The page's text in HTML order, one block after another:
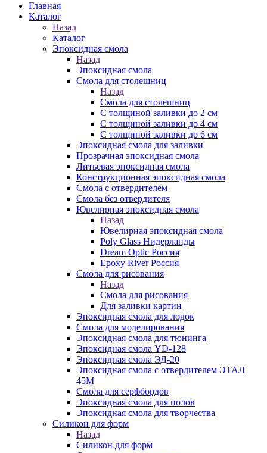
Главная
Каталог
Назад
Каталог
Эпоксидная смола
Назад
Эпоксидная смола
Смола для столешниц
Назад
Смола для столешниц
С толщиной заливки до 2 см
С толщиной заливки до 4 см
С толщиной заливки до 6 см
Эпоксидная смола для заливки
Прозрачная эпоксидная смола
Литьевая эпоксидная смола
Конструкционная эпоксидная смола
Смола с отвердителем
Смола без отвердителя
Ювелирная эпоксидная смола
Назад
Ювелирная эпоксидная смола
Poly Glass Нидерланды
Dream Optic Россия
Epoxy River Россия
Смола для рисования
Назад
Смола для рисования
Для заливки картин
Эпоксидная смола для лодок
Смола для моделирования
Эпоксидная смола для тюнинга
Эпоксидная смола YD-128
Эпоксидная смола ЭД-20
Эпоксидная смола с отвердителем ЭТАЛ
45М
Смола для серфбордов
Эпоксидная смола для полов
Эпоксидная смола для творчества
Силикон для форм
Назад
Силикон для форм